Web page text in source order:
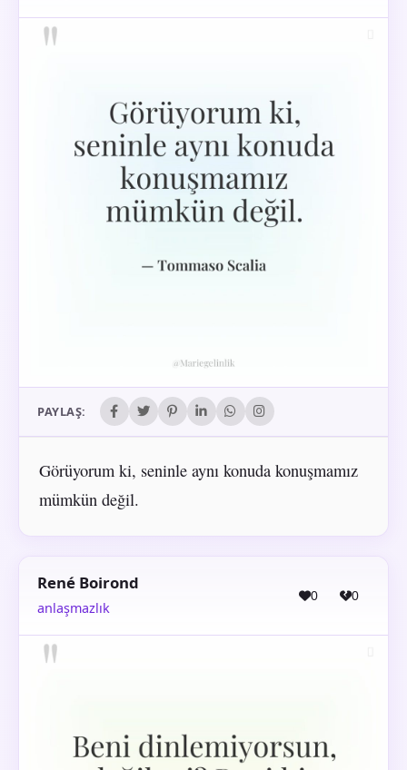
PAYLAŞ:
Görüyorum ki, seninle aynı konuda konuşmamız
mümkün değil.
René Boirond
anlaşmazlık
0 0